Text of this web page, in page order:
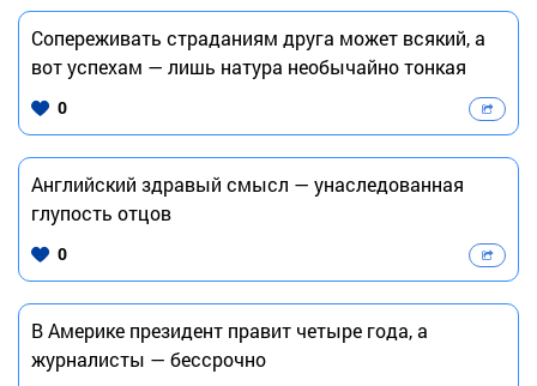
Сопереживать страданиям друга может всякий, а
вот успехам — лишь натура необычайно тонкая
0
Английский здравый смысл — унаследованная
глупость отцов
0
В Америке президент правит четыре года, а
журналисты — бессрочно